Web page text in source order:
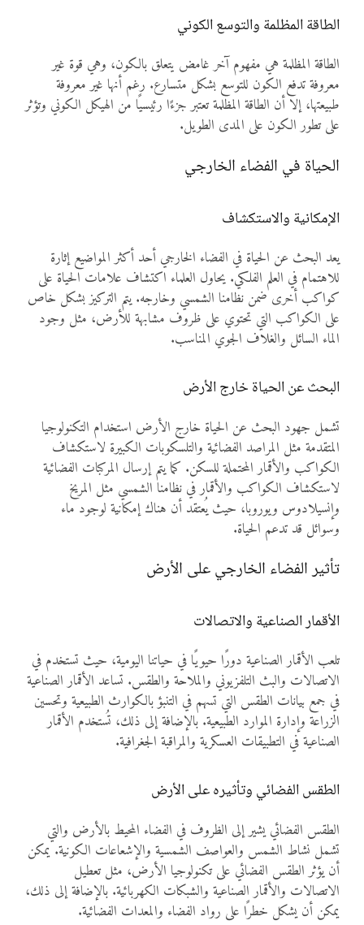
الطاقة المظلمة والتوسع الكوني
الطاقة المظلمة هي مفهوم آخر غامض يتعلق بالكون، وهي قوة غير
معروفة تدفع الكون للتوسع بشكل متسارع. رغم أنها غير معروفة
طبيعتها، إلا أن الطاقة المظلمة تعتبر جزءًا رئيسيًا من الهيكل الكوني وتؤثر
على تطور الكون على المدى الطويل.
الحياة في الفضاء الخارجي
الإمكانية والاستكشاف
يعد البحث عن الحياة في الفضاء الخارجي أحد أكثر المواضيع إثارة
للاهتمام في العلم الفلكي. يحاول العلماء اكتشاف علامات الحياة على
كواكب أخرى ضمن نظامنا الشمسي وخارجه. يتم التركيز بشكل خاص
على الكواكب التي تحتوي على ظروف مشابهة للأرض، مثل وجود
الماء السائل والغلاف الجوي المناسب.
البحث عن الحياة خارج الأرض
تشمل جهود البحث عن الحياة خارج الأرض استخدام التكنولوجيا
المتقدمة مثل المراصد الفضائية والتلسكوبات الكبيرة لاستكشاف
الكواكب والأقمار المحتملة للسكن. كما يتم إرسال المركبات الفضائية
لاستكشاف الكواكب والأقمار في نظامنا الشمسي مثل المريخ
وإنسيلادوس ويوروبا، حيث يُعتقد أن هناك إمكانية لوجود ماء
وسوائل قد تدعم الحياة.
تأثير الفضاء الخارجي على الأرض
الأقمار الصناعية والاتصالات
تلعب الأقمار الصناعية دورًا حيويًا في حياتنا اليومية، حيث تستخدم في
الاتصالات والبث التلفزيوني والملاحة والطقس. تساعد الأقمار الصناعية
في جمع بيانات الطقس التي تسهم في التنبؤ بالكوارث الطبيعية وتحسين
الزراعة وإدارة الموارد الطبيعية. بالإضافة إلى ذلك، تُستخدم الأقمار
الصناعية في التطبيقات العسكرية والمراقبة الجغرافية.
الطقس الفضائي وتأثيره على الأرض
الطقس الفضائي يشير إلى الظروف في الفضاء المحيط بالأرض والتي
تشمل نشاط الشمس والعواصف الشمسية والإشعاعات الكونية. يمكن
أن يؤثر الطقس الفضائي على تكنولوجيا الأرض، مثل تعطيل
الاتصالات والأقمار الصناعية والشبكات الكهربائية. بالإضافة إلى ذلك،
يمكن أن يشكل خطرًا على رواد الفضاء والمعدات الفضائية.